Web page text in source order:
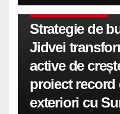
Strategie de
Jidvei
active de
proiect record
exteriori cu